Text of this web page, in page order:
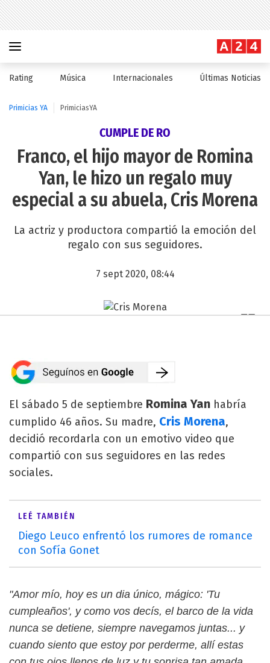
Rating Música Internacionales Últimas Noticias
Primicias YA PrimiciasYA
CUMPLE DE RO
Franco, el hijo mayor de Romina
Yan, le hizo un regalo muy
especial a su abuela, Cris Morena
La actriz y productora compartió la emoción del
regalo con sus seguidores.
7 sept 2020, 08:44
El sábado 5 de septiembre Romina Yan habría
cumplido 46 años. Su madre, Cris Morena,
decidió recordarla con un emotivo video que
compartió con sus seguidores en las redes
sociales.
LEÉ TAMBIÉN
Diego Leuco enfrentó los rumores de romance
con Sofía Gonet
"Amor mío, hoy es un dia único, mágico: 'Tu
cumpleaños', y como vos decís, el barco de la vida
nunca se detiene, siempre navegamos juntas... y
cuando siento que estoy por perderme, allí estas